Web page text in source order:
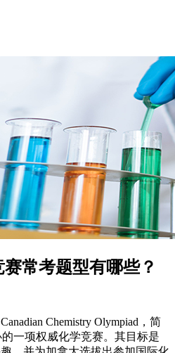
常考题型有哪些？
Chemistry Olympiad，简
一项权威化学竞赛。其目标是